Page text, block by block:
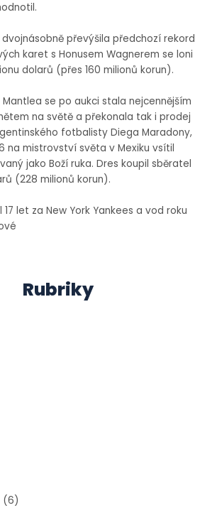
převýšila předchozí rekord
karet s Honusem Wagnerem se loni
dolarů (přes 160 milionů korun).
se po aukci stala nejcennějším
na světě a překonala tak i prodej
fotbalisty Diega Maradony,
na mistrovství světa v Mexiku vsítil
jako Boží ruka. Dres koupil sběratel
(228 milionů korun).
let za New York Yankees a vod roku
Rubriky
(6)